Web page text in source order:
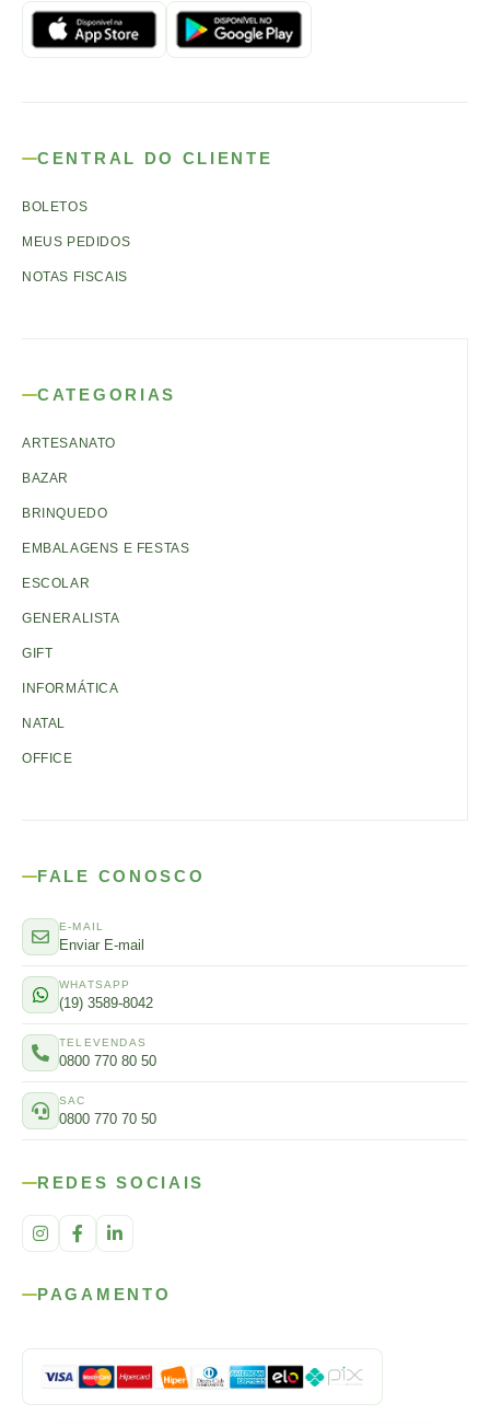
CENTRAL DO CLIENTE
BOLETOS
MEUS PEDIDOS
NOTAS FISCAIS
CATEGORIAS
ARTESANATO
BAZAR
BRINQUEDO
EMBALAGENS E FESTAS
ESCOLAR
GENERALISTA
GIFT
INFORMÁTICA
NATAL
OFFICE
FALE CONOSCO
E-MAIL
Enviar E-mail
WHATSAPP
(19) 3589-8042
TELEVENDAS
0800 770 80 50
SAC
0800 770 70 50
REDES SOCIAIS
PAGAMENTO